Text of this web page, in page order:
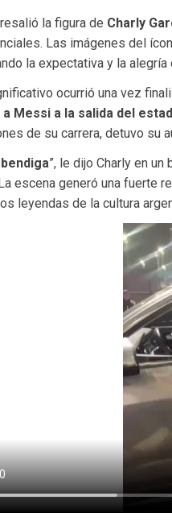
la figura de Charly
Las imágenes del
la expectativa y la
ocurrió una vez
Messi a la salida del
de su carrera, detuvo su
”, le dijo Charly en
escena generó una fuerte
leyendas de la cultura